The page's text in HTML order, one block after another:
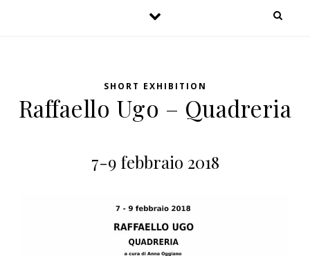
SHORT EXHIBITION
Raffaello Ugo – Quadreria
7-9 febbraio 2018